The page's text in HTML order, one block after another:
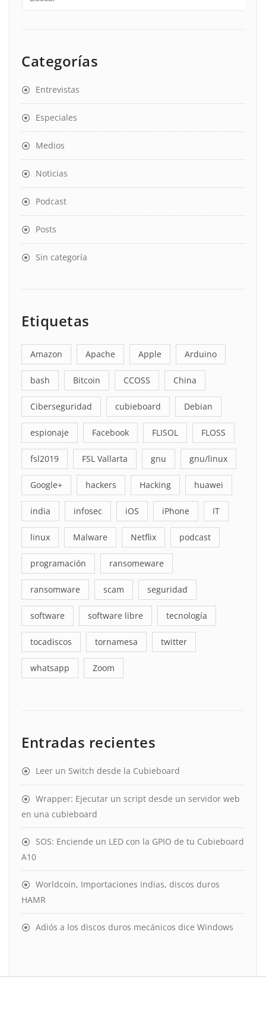
Categorías
Entrevistas
Especiales
Medios
Noticias
Podcast
Posts
Sin categoría
Etiquetas
Amazon Apache Apple Arduino
bash Bitcoin CCOSS China
Ciberseguridad cubieboard Debian
espionaje Facebook FLISOL FLOSS
fsl2019 FSL Vallarta gnu gnu/linux
Google+ hackers Hacking huawei
india infosec iOS iPhone IT
linux Malware Netflix podcast
programación ransomeware
ransomware scam seguridad
software software libre tecnología
tocadiscos tornamesa twitter
whatsapp Zoom
Entradas recientes
Leer un Switch desde la Cubieboard
Wrapper: Ejecutar un script desde un servidor web
en una cubieboard
SOS: Enciende un LED con la GPIO de tu Cubieboard
A10
Worldcoin, Importaciones indias, discos duros
HAMR
Adiós a los discos duros mecánicos dice Windows